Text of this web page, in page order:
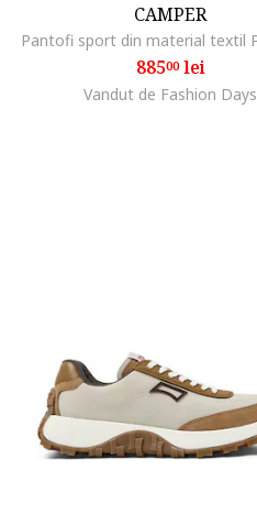
CAMPER
88500lei
Vandut de Fashion Days